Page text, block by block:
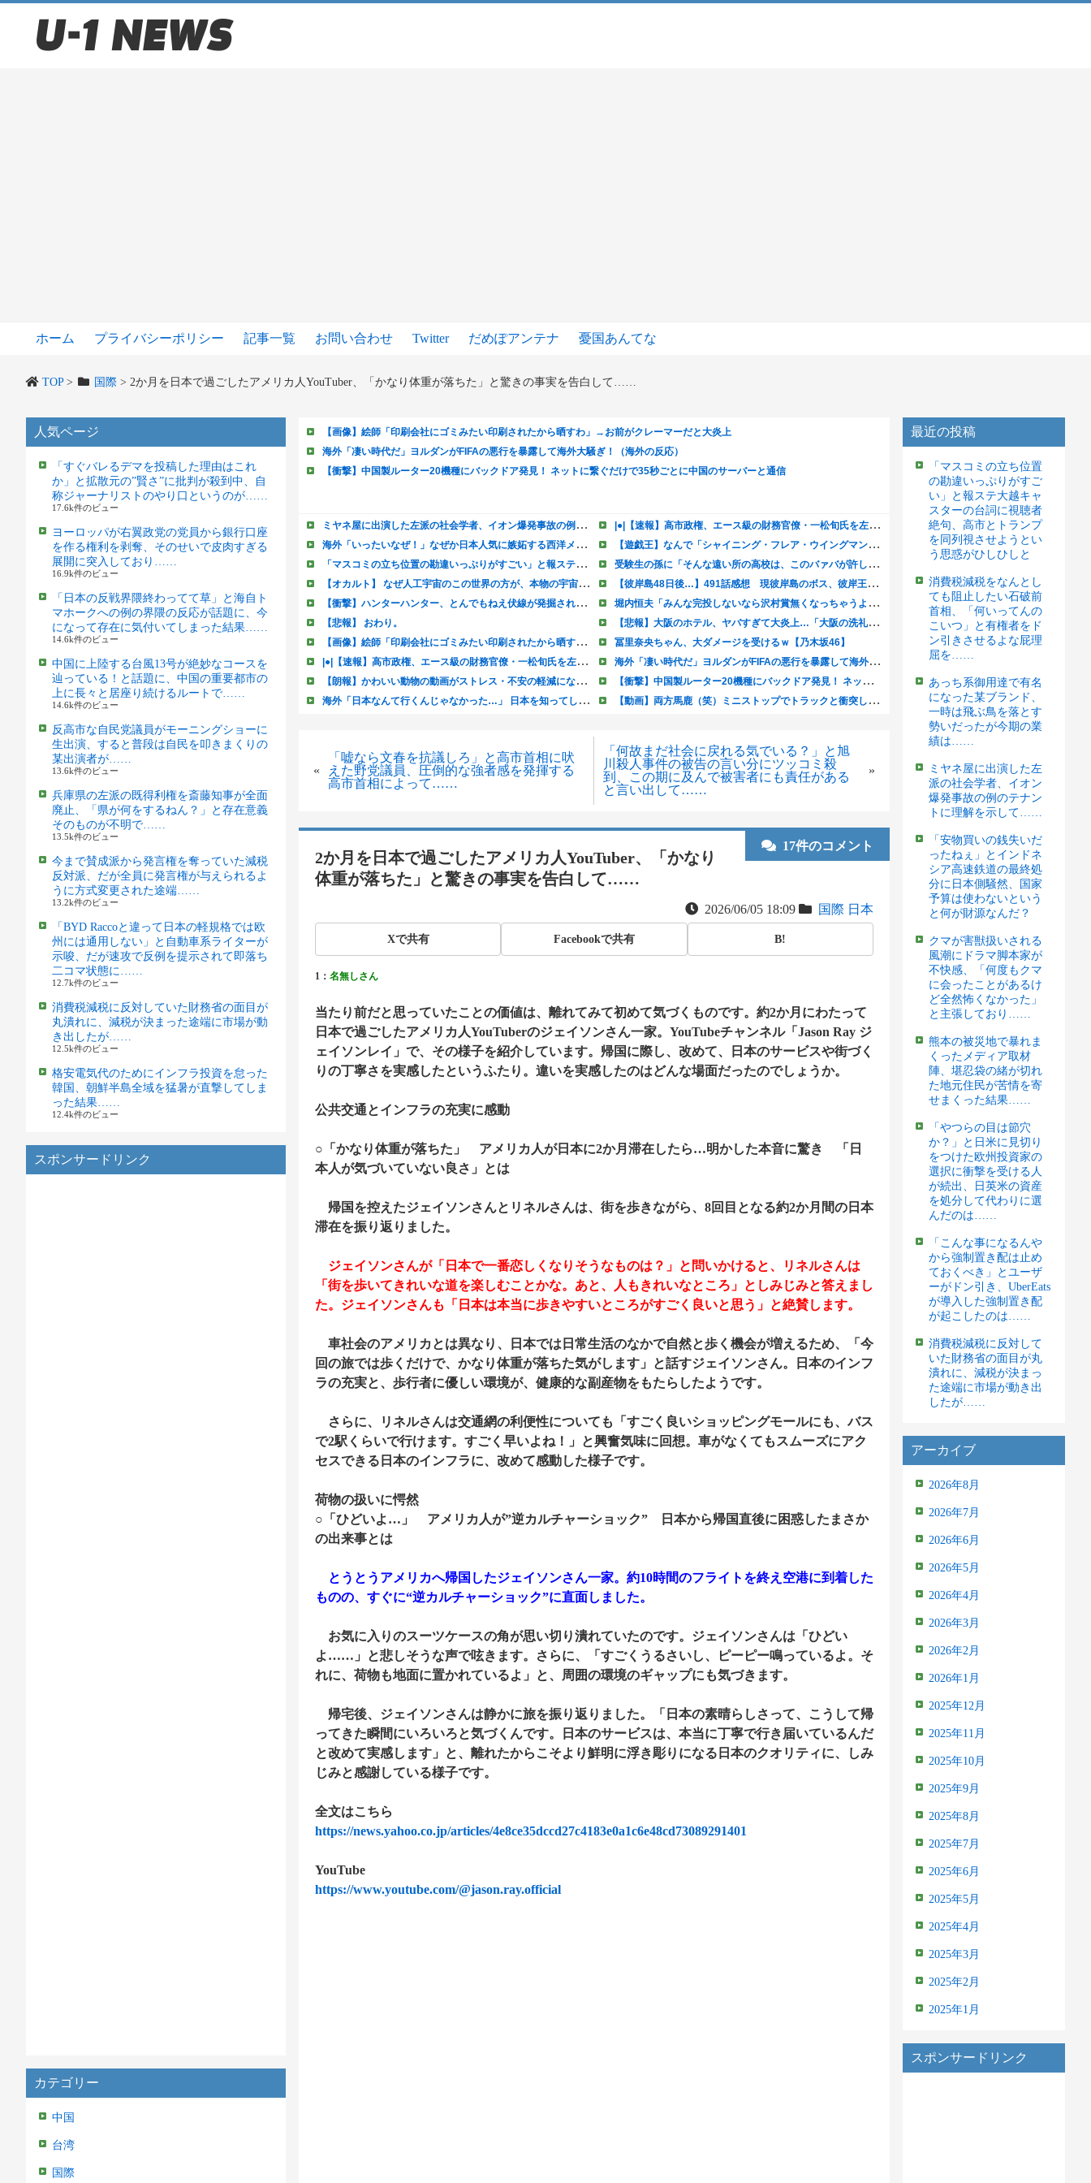
ホーム プライバシーポリシー 記事一覧 お問い合わせ Twitter だめぽアンテナ 憂国あんてな
TOP> 国際 > 2か月を日本で過ごしたアメリカ人YouTuber、「かなり体重が落ちた」と驚きの事実を告白して……
人気ページ
「すぐバレるデマを投稿した理由はこれ
か」と拡散元の”賢さ”に批判が殺到中、自
称ジャーナリストのやり口というのが……
17.6k件のビュー
ヨーロッパが右翼政党の党員から銀行口座
を作る権利を剥奪、そのせいで皮肉すぎる
展開に突入しており……
16.9k件のビュー
「日本の反戦界隈終わってて草」と海自ト
マホークへの例の界隈の反応が話題に、今
になって存在に気付いてしまった結果……
14.6k件のビュー
中国に上陸する台風13号が絶妙なコースを
辿っている！と話題に、中国の重要都市の
上に長々と居座り続けるルートで……
14.6k件のビュー
反高市な自民党議員がモーニングショーに
生出演、すると普段は自民を叩きまくりの
某出演者が……
13.6k件のビュー
兵庫県の左派の既得利権を斎藤知事が全面
廃止、「県が何をするねん？」と存在意義
そのものが不明で……
13.5k件のビュー
今まで賛成派から発言権を奪っていた減税
反対派、だが全員に発言権が与えられるよ
うに方式変更された途端……
13.2k件のビュー
「BYD Raccoと違って日本の軽規格では欧
州には通用しない」と自動車系ライターが
示唆、だが速攻で反例を提示されて即落ち
二コマ状態に……
12.7k件のビュー
消費税減税に反対していた財務省の面目が
丸潰れに、減税が決まった途端に市場が動
き出したが……
12.5k件のビュー
格安電気代のためにインフラ投資を怠った
韓国、朝鮮半島全域を猛暑が直撃してしま
った結果……
12.4k件のビュー
スポンサードリンク
カテゴリー
中国
台湾
国際
«
「嘘なら文春を抗議しろ」と高市首相に吠
えた野党議員、圧倒的な強者感を発揮する
高市首相によって……
「何故まだ社会に戻れる気でいる？」と旭
川殺人事件の被告の言い分にツッコミ殺
到、この期に及んで被害者にも責任がある
と言い出して……
»
17件のコメント
2か月を日本で過ごしたアメリカ人YouTuber、「かなり
体重が落ちた」と驚きの事実を告白して……
2026/06/05 18:09 国際 日本
Xで共有 Facebookで共有 B!
1： 名無しさん
当たり前だと思っていたことの価値は、離れてみて初めて気づくものです。約2か月にわたって
日本で過ごしたアメリカ人YouTuberのジェイソンさん一家。YouTubeチャンネル「Jason Ray ジ
ェイソンレイ」で、その様子を紹介しています。帰国に際し、改めて、日本のサービスや街づく
りの丁寧さを実感したというふたり。違いを実感したのはどんな場面だったのでしょうか。
公共交通とインフラの充実に感動
○「かなり体重が落ちた」 アメリカ人が日本に2か月滞在したら…明かした本音に驚き 「日
本人が気づいていない良さ」とは
帰国を控えたジェイソンさんとリネルさんは、街を歩きながら、8回目となる約2か月間の日本
滞在を振り返りました。
ジェイソンさんが「日本で一番恋しくなりそうなものは？」と問いかけると、リネルさんは
「街を歩いてきれいな道を楽しむことかな。あと、人もきれいなところ」としみじみと答えまし
た。ジェイソンさんも「日本は本当に歩きやすいところがすごく良いと思う」と絶賛します。
車社会のアメリカとは異なり、日本では日常生活のなかで自然と歩く機会が増えるため、「今
回の旅では歩くだけで、かなり体重が落ちた気がします」と話すジェイソンさん。日本のインフ
ラの充実と、歩行者に優しい環境が、健康的な副産物をもたらしたようです。
さらに、リネルさんは交通網の利便性についても「すごく良いショッピングモールにも、バス
で2駅くらいで行けます。すごく早いよね！」と興奮気味に回想。車がなくてもスムーズにアク
セスできる日本のインフラに、改めて感動した様子です。
荷物の扱いに愕然
○「ひどいよ…」 アメリカ人が”逆カルチャーショック” 日本から帰国直後に困惑したまさか
の出来事とは
とうとうアメリカへ帰国したジェイソンさん一家。約10時間のフライトを終え空港に到着した
ものの、すぐに“逆カルチャーショック”に直面しました。
お気に入りのスーツケースの角が思い切り潰れていたのです。ジェイソンさんは「ひどい
よ……」と悲しそうな声で呟きます。さらに、「すごくうるさいし、ピーピー鳴っているよ。そ
れに、荷物も地面に置かれているよ」と、周囲の環境のギャップにも気づきます。
帰宅後、ジェイソンさんは静かに旅を振り返りました。「日本の素晴らしさって、こうして帰
ってきた瞬間にいろいろと気づくんです。日本のサービスは、本当に丁寧で行き届いているんだ
と改めて実感します」と、離れたからこそより鮮明に浮き彫りになる日本のクオリティに、しみ
じみと感謝している様子です。
全文はこちら
https://news.yahoo.co.jp/articles/4e8ce35dccd27c4183e0a1c6e48cd73089291401
YouTube
https://www.youtube.com/@jason.ray.official
最近の投稿
「マスコミの立ち位置
の勘違いっぷりがすご
い」と報ステ大越キャ
スターの台詞に視聴者
絶句、高市とトランプ
を同列視させようとい
う思惑がひしひしと
消費税減税をなんとし
ても阻止したい石破前
首相、「何いってんの
こいつ」と有権者をド
ン引きさせるよな屁理
屈を……
あっち系御用達で有名
になった某ブランド、
一時は飛ぶ鳥を落とす
勢いだったが今期の業
績は……
ミヤネ屋に出演した左
派の社会学者、イオン
爆発事故の例のテナン
トに理解を示して……
「安物買いの銭失いだ
ったねぇ」とインドネ
シア高速鉄道の最終処
分に日本側騒然、国家
予算は使わないという
と何が財源なんだ？
クマが害獣扱いされる
風潮にドラマ脚本家が
不快感、「何度もクマ
に会ったことがあるけ
ど全然怖くなかった」
と主張しており……
熊本の被災地で暴れま
くったメディア取材
陣、堪忍袋の緒が切れ
た地元住民が苦情を寄
せまくった結果……
「やつらの目は節穴
か？」と日米に見切り
をつけた欧州投資家の
選択に衝撃を受ける人
が続出、日英米の資産
を処分して代わりに選
んだのは……
「こんな事になるんや
から強制置き配は止め
ておくべき」とユーザ
ーがドン引き、UberEats
が導入した強制置き配
が起こしたのは……
消費税減税に反対して
いた財務省の面目が丸
潰れに、減税が決まっ
た途端に市場が動き出
したが……
アーカイブ
2026年8月
2026年7月
2026年6月
2026年5月
2026年4月
2026年3月
2026年2月
2026年1月
2025年12月
2025年11月
2025年10月
2025年9月
2025年8月
2025年7月
2025年6月
2025年5月
2025年4月
2025年3月
2025年2月
2025年1月
スポンサードリンク